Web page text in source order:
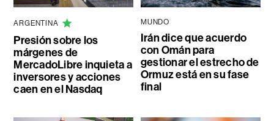
ARGENTINA
Presión sobre los
márgenes de
MercadoLibre inquieta a
inversores y acciones
caen en el Nasdaq
MUNDO
Irán dice que acuerdo
con Omán para
gestionar el estrecho de
Ormuz está en su fase
final